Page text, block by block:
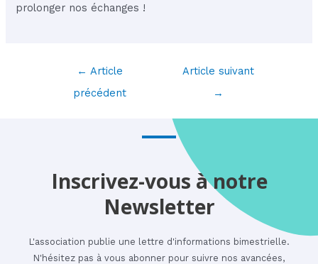
prolonger nos échanges !
← Article
précédent
Article suivant
→
Inscrivez-vous à notre
Newsletter
L'association publie une lettre d'informations bimestrielle.
N'hésitez pas à vous abonner pour suivre nos avancées,